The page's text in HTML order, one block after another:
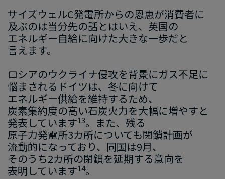
サイズウェルC発電所からの​恩恵が​消費者に​
及ぶのは​当分先の​話とは​いえ、​英国の​
エネルギー自給に​向けた​大きな​一歩だと​
言えます。
ロシアの​ウクライナ侵攻を​背景に​ガス不足に​
悩まされる ​ドイツは、 ​冬に​向けて
エネルギー供給を​維持する​ため、
炭素集約度の​高い​石炭火力を​大幅に​増やすと​
発表しています13。 ​また、​残る
原子力発電所3カ所に​ついても​閉鎖計画が​
流動的に​なっており、​同国は​9月、​
そのうち2カ所の​閉鎖を​延期する​意向を​
表明しています14。